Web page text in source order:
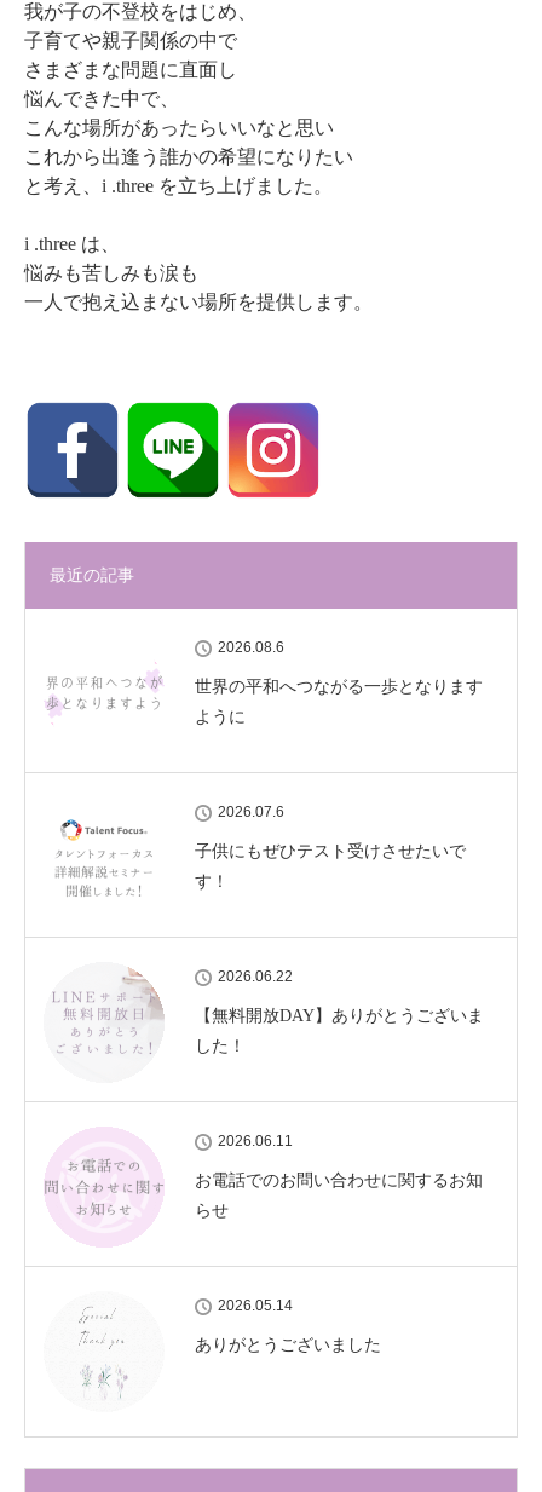
我が子の不登校をはじめ、
子育てや親子関係の中で
さまざまな問題に直面し
悩んできた中で、
こんな場所があったらいいなと思い
これから出逢う誰かの希望になりたい
と考え、i .three を立ち上げました。
i .three は、
悩みも苦しみも涙も
一人で抱え込まない場所を提供します。
最近の記事
2026.08.6
世界の平和へつながる一歩となります
ように
2026.07.6
子供にもぜひテスト受けさせたいで
す！
2026.06.22
【無料開放DAY】ありがとうございま
した！
2026.06.11
お電話でのお問い合わせに関するお知
らせ
2026.05.14
ありがとうございました